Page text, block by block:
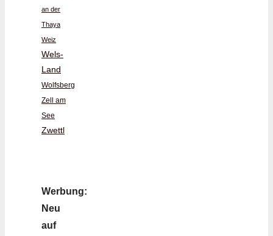
an der
Thaya
Weiz
Wels-
Land
Wolfsberg
Zell am
See
Zwettl
Werbung:
Neu
auf